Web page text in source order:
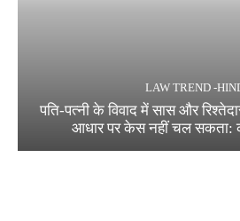
LAW TREND -
पति-पत्नी के विवाद में सास और
आधार पर केस नहीं चल सकता: